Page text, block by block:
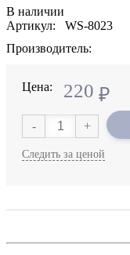
В наличии
Артикул: WS-8023
Производитель:
Цена: 220 ₽
- +
Следить за ценой